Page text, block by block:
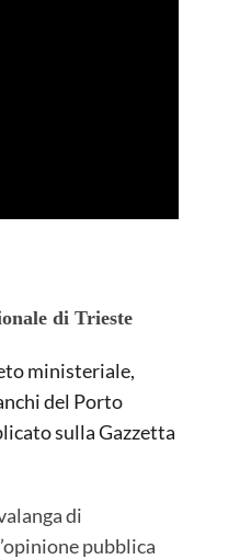
di Trieste
ministeriale,
del Porto
sulla Gazzetta
di
pubblica